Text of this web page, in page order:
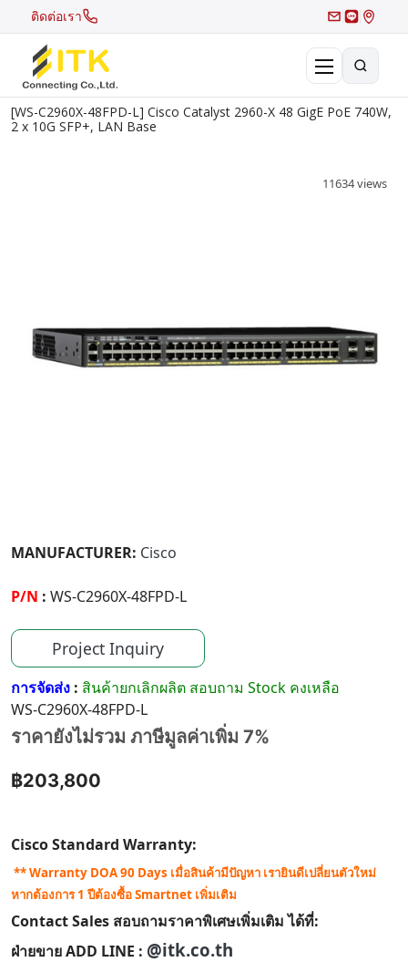
ติดต่อเรา
×
[WS-C2960X-48FPD-L] Cisco Catalyst 2960-X 48 GigE PoE 740W,
2 x 10G SFP+, LAN Base
11634 views
MANUFACTURER: Cisco
P/N : WS-C2960X-48FPD-L
Project Inquiry
การจัดส่ง : สินค้ายกเลิกผลิต สอบถาม Stock คงเหลือ
WS-C2960X-48FPD-L
ราคายังไม่รวม ภาษีมูลค่าเพิ่ม 7%
฿203,800
Cisco Standard Warranty:
** Warranty DOA 90 Days เมื่อสินค้ามีปัญหา เรายินดีเปลี่ยนตัวใหม่
หากต้องการ 1 ปีต้องซื้อ Smartnet เพิ่มเติม
Contact Sales สอบถามราคาพิเศษเพิ่มเติม ได้ที่:
ฝ่ายขาย ADD LINE : @itk.co.th